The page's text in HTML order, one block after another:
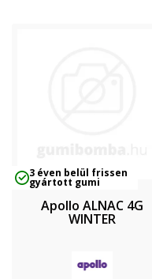
3 éven belül frissen
gyártott gumi
Apollo ALNAC 4G
WINTER